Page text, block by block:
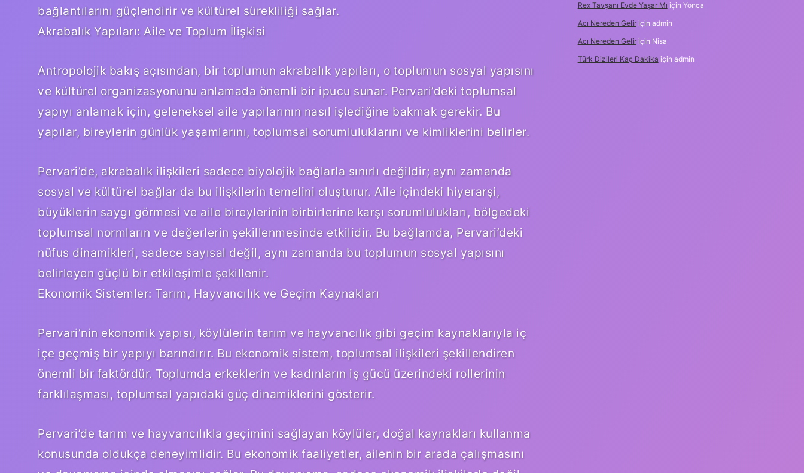
bağlantılarını güçlendirir ve kültürel sürekliliği sağlar.
Akrabalık Yapıları: Aile ve Toplum İlişkisi
Antropolojik bakış açısından, bir toplumun akrabalık yapıları, o toplumun sosyal yapısını
ve kültürel organizasyonunu anlamada önemli bir ipucu sunar. Pervari’deki toplumsal
yapıyı anlamak için, geleneksel aile yapılarının nasıl işlediğine bakmak gerekir. Bu
yapılar, bireylerin günlük yaşamlarını, toplumsal sorumluluklarını ve kimliklerini belirler.
Pervari’de, akrabalık ilişkileri sadece biyolojik bağlarla sınırlı değildir; aynı zamanda
sosyal ve kültürel bağlar da bu ilişkilerin temelini oluşturur. Aile içindeki hiyerarşi,
büyüklerin saygı görmesi ve aile bireylerinin birbirlerine karşı sorumlulukları, bölgedeki
toplumsal normların ve değerlerin şekillenmesinde etkilidir. Bu bağlamda, Pervari’deki
nüfus dinamikleri, sadece sayısal değil, aynı zamanda bu toplumun sosyal yapısını
belirleyen güçlü bir etkileşimle şekillenir.
Ekonomik Sistemler: Tarım, Hayvancılık ve Geçim Kaynakları
Pervari’nin ekonomik yapısı, köylülerin tarım ve hayvancılık gibi geçim kaynaklarıyla iç
içe geçmiş bir yapıyı barındırır. Bu ekonomik sistem, toplumsal ilişkileri şekillendiren
önemli bir faktördür. Toplumda erkeklerin ve kadınların iş gücü üzerindeki rollerinin
farklılaşması, toplumsal yapıdaki güç dinamiklerini gösterir.
Pervari’de tarım ve hayvancılıkla geçimini sağlayan köylüler, doğal kaynakları kullanma
konusunda oldukça deneyimlidir. Bu ekonomik faaliyetler, ailenin bir arada çalışmasını
Rex Tavşanı Evde Yaşar Mı için Yonca
Acı Nereden Geliriçin admin
Acı Nereden Geliriçin Nisa
Türk Dizileri Kaç Dakika için admin